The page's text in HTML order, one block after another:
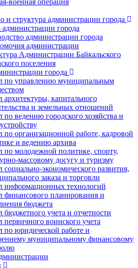
и структура администрации города
администрации города
администрации города
администрации
Администрации Байкальского
поселения
города
по управлению муниципальным
архитектуры, капитального
и земельных отношений
по ведению городского хозяйства и
по организационной работе, кадровой
и ведению архива
по молодежной политике, спорту,
массовому досугу и туризму
социально-экономического развития,
заказа и торговли
информационных технологий
финансового планирования и
бюджета
бюджетного учета и отчетности
первичного воинского учета
по юридической работе и
муниципальному финансовому